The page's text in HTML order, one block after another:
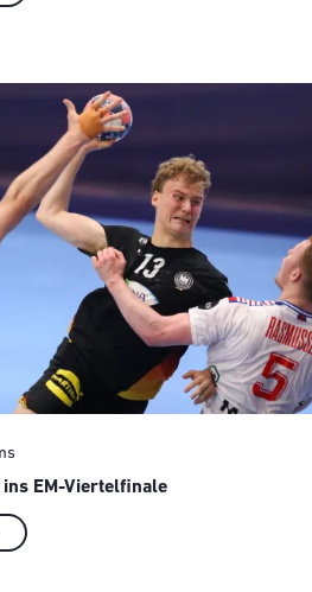
ins EM-Viertelfinale